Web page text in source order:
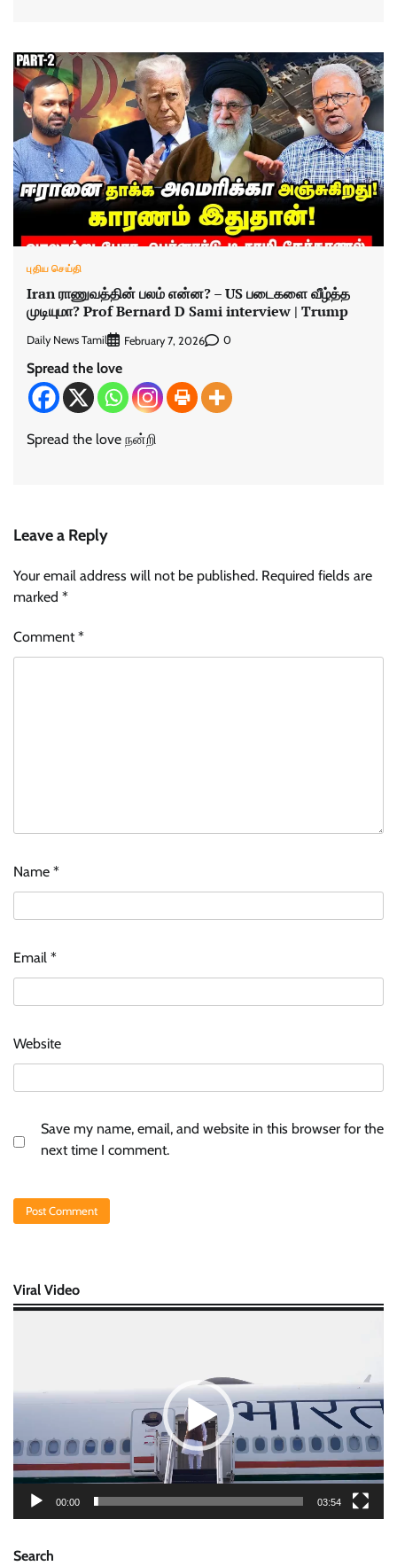
புதிய செய்தி
Iran ராணுவத்தின் பலம் என்ன? – US படைகளை வீழ்த்த
முடியுமா? Prof Bernard D Sami interview | Trump
Daily News Tamil February 7, 2026 0
Spread the love
Spread the love நன்றி
Leave a Reply
Your email address will not be published. Required fields are
marked *
Comment*
Name *
Email *
Website
Save my name, email, and website in this browser for the
next time I comment.
Viral Video
00:00 03:54
Search